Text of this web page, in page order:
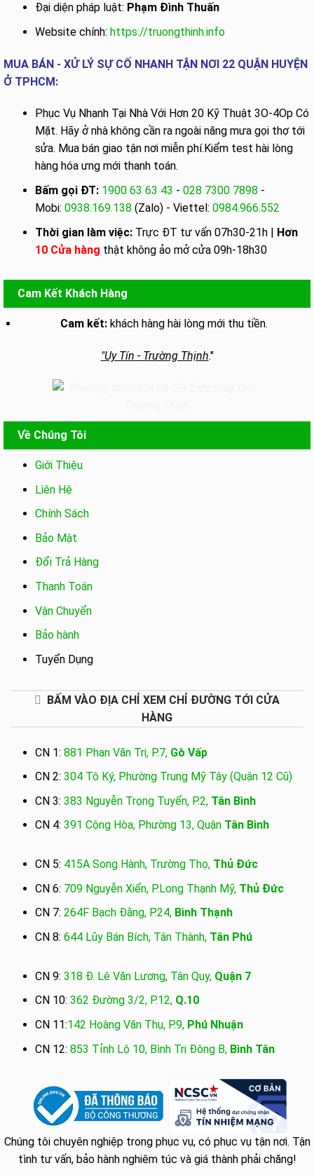
Đại diện pháp luật: Phạm Đình Thuấn
Website chính: https://truongthinh.info
MUA BÁN - XỬ LÝ SỰ CỐ NHANH TẬN NƠI 22 QUẬN HUYỆN
Ở TPHCM:
Phục Vụ Nhanh Tại Nhà Với Hơn 20 Kỹ Thuật 3O-4Op Có
Mặt. Hãy ở nhà không cần ra ngoài năng mưa gọi thợ tới
sửa. Mua bán giao tận nơi miễn phí.Kiểm test hài lòng
hàng hóa ưng mới thanh toán.
Bấm gọi ĐT: 1900 63 63 43 - 028 7300 7898 -
Mobi: 0938.169.138 (Zalo) - Viettel: 0984.966.552
Thời gian làm việc: Trực ĐT tư vấn 07h30-21h | Hơn
10 Cửa hàng thật không ảo mở cửa 09h-18h30
Cam Kết Khách Hàng
Cam kết: khách hàng hài lòng mới thu tiền.
"Uy Tín - Trường Thịnh."
Về Chúng Tôi
Giới Thiệu
Liên Hệ
Chính Sách
Bảo Mật
Đổi Trả Hàng
Thanh Toán
Vận Chuyển
Bảo hành
Tuyển Dụng
BẤM VÀO ĐỊA CHỈ XEM CHỈ ĐƯỜNG TỚI CỬA
HÀNG
CN 1: 881 Phan Văn Trị, P.7, Gò Vấp
CN 2: 304 Tô Ký, Phường Trung Mỹ Tây (Quận 12 Cũ)
CN 3: 383 Nguyễn Trọng Tuyển, P.2, Tân Bình
CN 4: 391 Cộng Hòa, Phường 13, Quận Tân Bình
CN 5: 415A Song Hành, Trường Thọ, Thủ Đức
CN 6: 709 Nguyễn Xiển, P.Long Thạnh Mỹ, Thủ Đức
CN 7: 264F Bạch Đằng, P.24, Bình Thạnh
CN 8: 644 Lũy Bán Bích, Tân Thành, Tân Phú
CN 9: 318 Đ. Lê Văn Lương, Tân Quy, Quận 7
CN 10: 362 Đường 3/2, P.12, Q.10
CN 11:142 Hoàng Văn Thụ, P.9, Phú Nhuận
CN 12: 853 Tỉnh Lộ 10, Bình Trị Đông B, Bình Tân
Chúng tôi chuyên nghiệp trong phục vụ, có phục vụ tận nơi. Tận
tình tư vấn, bảo hành nghiêm túc và giá thành phải chăng!